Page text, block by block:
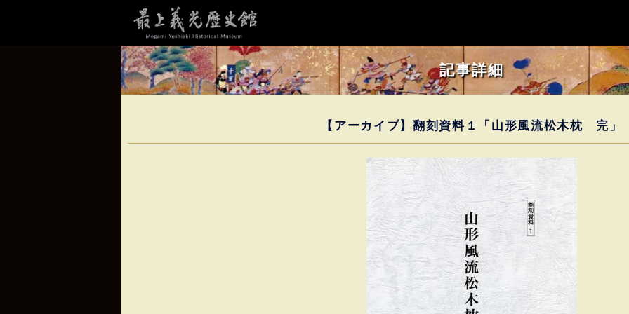
記事詳細
【アーカイブ】翻刻資料１「山形風流松木枕 完」